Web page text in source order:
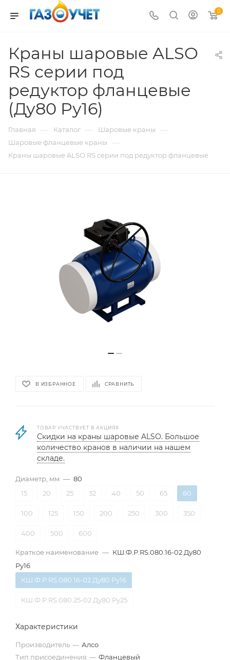
0
Краны шаровые ALSO
RS серии под
редуктор фланцевые
(Ду80 Pу16)
Главная — Каталог — Шаровые краны —
Шаровые фланцевые краны —
Краны шаровые ALSO RS серии под редуктор фланцевые
В ИЗБРАННОЕ СРАВНИТЬ
ТОВАР УЧАСТВУЕТ В АКЦИЯХ
Скидки на краны шаровые ALSO. Большое
количество кранов в наличии на нашем
складе.
Диаметр, мм — 80
15
20 25 32 40 50 65 80
100 125 150 200 250 300 350
400 500 600
Краткое наименование — КШ.Ф.Р.RS.080.16-02 Ду80
Ру16
КШ.Ф.Р.RS.080.16-02 Ду80 Ру16
КШ.Ф.Р.RS.080.25-02 Ду80 Ру25
Характеристики
Производитель — Алсо
Тип присоединения — Фланцевый